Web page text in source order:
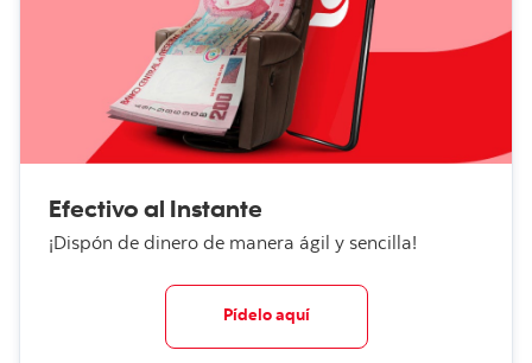
adquiridas desde el 1 de marzo de 2022; para tarjetas
adquiridas antes de esa fecha, aplicará para los pagos de
membresía desde junio de 2023.
Efectivo al Instante
¡Dispón de dinero de manera ágil y sencilla!
Pídelo aquí